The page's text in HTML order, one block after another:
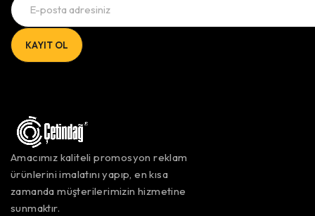
Amacımız kaliteli promosyon reklam
ürünlerini imalatını yapıp, en kısa
zamanda müşterilerimizin hizmetine
sunmaktır.